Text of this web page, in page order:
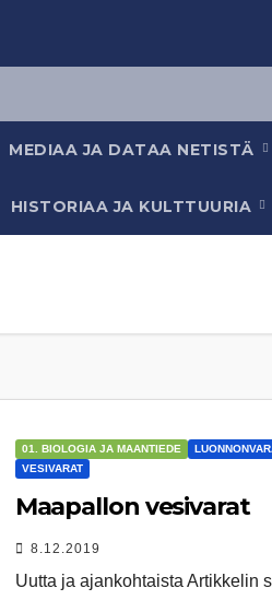
MEDIAA JA DATAA NETISTÄ
HISTORIAA JA KULTTUURIA
01. BIOLOGIA JA MAANTIEDE
VESIVARAT
Maapallon vesivarat
8.12.2019
Uutta ja ajankohtaista Artikkelin